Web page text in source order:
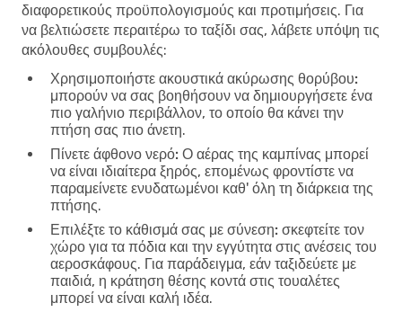
διαφορετικούς προϋπολογισμούς και προτιμήσεις. Για
να βελτιώσετε περαιτέρω το ταξίδι σας, λάβετε υπόψη τις
ακόλουθες συμβουλές:
Χρησιμοποιήστε ακουστικά ακύρωσης θορύβου:
μπορούν να σας βοηθήσουν να δημιουργήσετε ένα
πιο γαλήνιο περιβάλλον, το οποίο θα κάνει την
πτήση σας πιο άνετη.
Πίνετε άφθονο νερό: Ο αέρας της καμπίνας μπορεί
να είναι ιδιαίτερα ξηρός, επομένως φροντίστε να
παραμείνετε ενυδατωμένοι καθ' όλη τη διάρκεια της
πτήσης.
Επιλέξτε το κάθισμά σας με σύνεση: σκεφτείτε τον
χώρο για τα πόδια και την εγγύτητα στις ανέσεις του
αεροσκάφους. Για παράδειγμα, εάν ταξιδεύετε με
παιδιά, η κράτηση θέσης κοντά στις τουαλέτες
μπορεί να είναι καλή ιδέα.